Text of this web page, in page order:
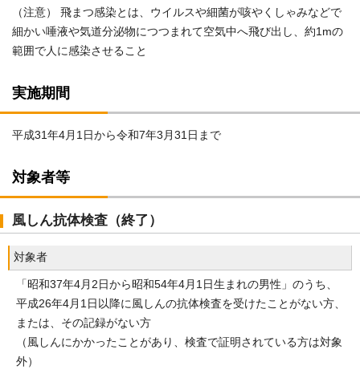
（注意） 飛まつ感染とは、ウイルスや細菌が咳やくしゃみなどで
細かい唾液や気道分泌物につつまれて空気中へ飛び出し、約1mの
範囲で人に感染させること
実施期間
平成31年4月1日から令和7年3月31日まで
対象者等
風しん抗体検査（終了）
対象者
「昭和37年4月2日から昭和54年4月1日生まれの男性」のうち、
平成26年4月1日以降に風しんの抗体検査を受けたことがない方、
または、その記録がない方
（風しんにかかったことがあり、検査で証明されている方は対象
外）